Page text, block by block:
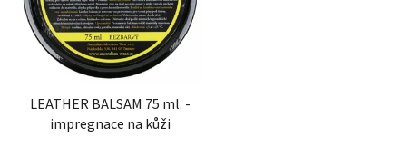
LEATHER BALSAM 75 ml. -
impregnace na kůži